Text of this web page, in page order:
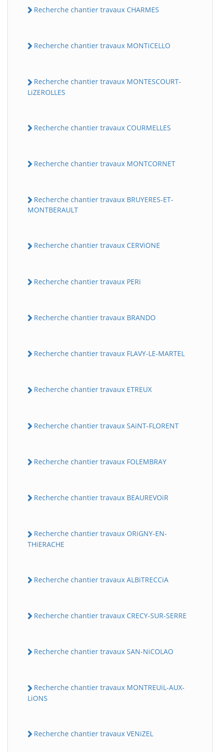
Recherche chantier travaux CHARMES
Recherche chantier travaux MONTiCELLO
Recherche chantier travaux MONTESCOURT-
LiZEROLLES
Recherche chantier travaux COURMELLES
Recherche chantier travaux MONTCORNET
Recherche chantier travaux BRUYERES-ET-
MONTBERAULT
Recherche chantier travaux CERViONE
Recherche chantier travaux PERi
Recherche chantier travaux BRANDO
Recherche chantier travaux FLAVY-LE-MARTEL
Recherche chantier travaux ETREUX
Recherche chantier travaux SAiNT-FLORENT
Recherche chantier travaux FOLEMBRAY
Recherche chantier travaux BEAUREVOiR
Recherche chantier travaux ORiGNY-EN-
THiERACHE
Recherche chantier travaux ALBiTRECCiA
Recherche chantier travaux CRECY-SUR-SERRE
Recherche chantier travaux SAN-NiCOLAO
Recherche chantier travaux MONTREUiL-AUX-
LiONS
Recherche chantier travaux VENiZEL